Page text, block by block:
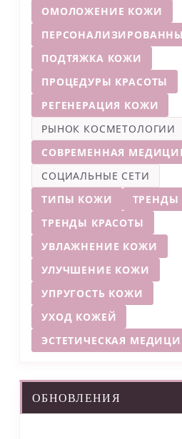
ОМОЛОЖЕНИЕ КОЖИ
ПОДТЯЖКА КОЖИ
ПРОЦЕДУРЫ КРАСОТЫ
РЕГЕНЕРАЦИЯ КОЖИ
РЫНОК КОСМЕТОЛОГИИ
СОВРЕМЕННАЯ
СОЦИАЛЬНЫЕ СЕТИ
ТИПЫ КОЖИ
ТРЕНДЫ
ТРЕНДЫ КРАСОТЫ
УВЛАЖНЕНИЕ КОЖИ
УЛУЧШЕНИЕ КОЖИ
УПРУГОСТЬ КОЖИ
УХОД КОЖЕЙ
ЭСТЕТИЧЕСКАЯ
ОБНОВЛЕНИЯ